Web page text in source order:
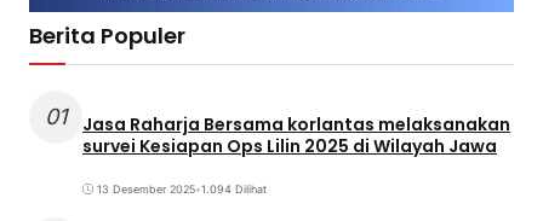
Berita Populer
01
Jasa Raharja Bersama korlantas melaksanakan
survei Kesiapan Ops Lilin 2025 di Wilayah Jawa
13 Desember 2025•1.094 Dilihat